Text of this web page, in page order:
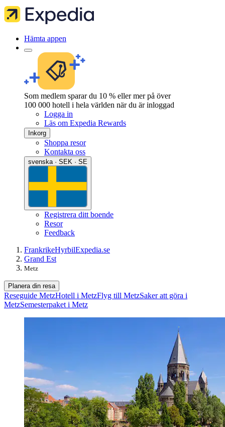
Hämta appen
Som medlem sparar du 10 % eller mer på över
100 000 hotell i hela världen när du är inloggad
Logga in
Läs om Expedia Rewards
Inkorg
Shoppa resor
Kontakta oss
svenska · SEK · SE
Registrera ditt boende
Resor
Feedback
FrankrikeHyrbilExpedia.se
Grand Est
Metz
Planera din resa
Reseguide MetzHotell i MetzFlyg till MetzSaker att göra i
MetzSemesterpaket i Metz